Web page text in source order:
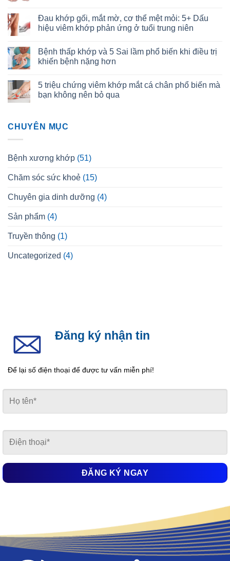
Đau khớp gối, mắt mờ, cơ thể mệt mỏi: 5+ Dấu
hiệu viêm khớp phản ứng ở tuổi trung niên
Bệnh thấp khớp và 5 Sai lầm phổ biến khi điều trị
khiến bệnh nặng hơn
5 triệu chứng viêm khớp mắt cá chân phổ biến mà
bạn không nên bỏ qua
CHUYÊN MỤC
Bệnh xương khớp (51)
Chăm sóc sức khoẻ (15)
Chuyên gia dinh dưỡng (4)
Sản phẩm (4)
Truyền thông (1)
Uncategorized (4)
Đăng ký nhận tin
Để lại số điện thoại để được tư vấn miễn phí!